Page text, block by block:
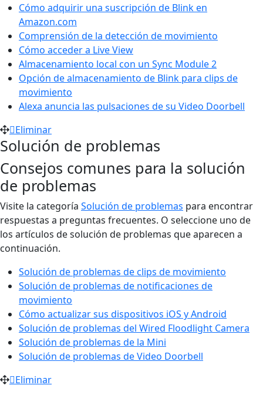
Cómo adquirir una suscripción de Blink en
Amazon.com
Comprensión de la detección de movimiento
Cómo acceder a Live View
Almacenamiento local con un Sync Module 2
Opción de almacenamiento de Blink para clips de
movimiento
Alexa anuncia las pulsaciones de su Video Doorbell
Eliminar
Solución de problemas
Consejos comunes para la solución
de problemas
Visite la categoría Solución de problemas para encontrar
respuestas a preguntas frecuentes. O seleccione uno de
los artículos de solución de problemas que aparecen a
continuación.
Solución de problemas de clips de movimiento
Solución de problemas de notificaciones de
movimiento
Cómo actualizar sus dispositivos iOS y Android
Solución de problemas del Wired Floodlight Camera
Solución de problemas de la Mini
Solución de problemas de Video Doorbell
Eliminar